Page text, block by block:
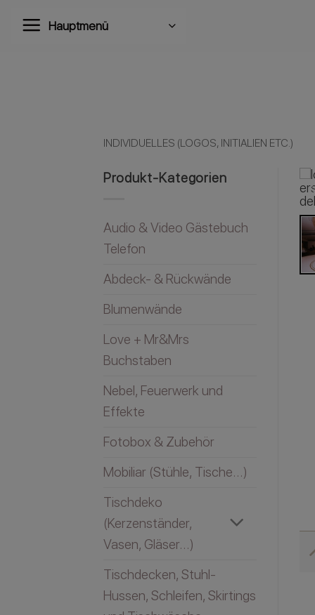
Inhalt
Hauptmenü
INDIVIDUELLES (LOGOS, INITIALIEN ETC.)
Produkt-Kategorien
Audio & Video Gästebuch
Telefon
Abdeck- & Rückwände
Blumenwände
Love + Mr&Mrs
Buchstaben
Nebel, Feuerwerk und
Effekte
Fotobox & Zubehör
Mobiliar (Stühle, Tische...)
Tischdeko
(Kerzenständer,
Vasen, Gläser...)
Tischdecken, Stuhl-
Hussen, Schleifen, Skirtings